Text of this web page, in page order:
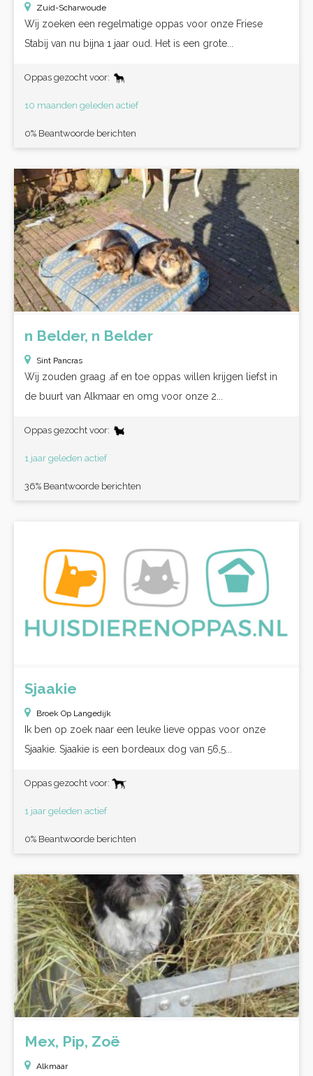
Zuid-Scharwoude
Wij zoeken een regelmatige oppas voor onze Friese
Stabij van nu bijna 1 jaar oud. Het is een grote...
Oppas gezocht voor:
10 maanden geleden actief
0% Beantwoorde berichten
n Belder, n Belder
Sint Pancras
Wij zouden graag .af en toe oppas willen krijgen liefst in
de buurt van Alkmaar en omg voor onze 2...
Oppas gezocht voor:
1 jaar geleden actief
36% Beantwoorde berichten
Sjaakie
Broek Op Langedijk
Ik ben op zoek naar een leuke lieve oppas voor onze
Sjaakie. Sjaakie is een bordeaux dog van 56,5...
Oppas gezocht voor:
1 jaar geleden actief
0% Beantwoorde berichten
Mex, Pip, Zoë
Alkmaar